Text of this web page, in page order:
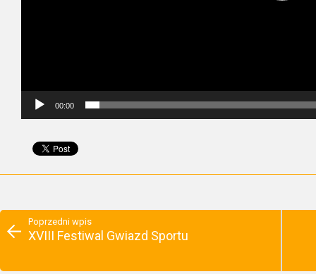
00:00
Poprzedni wpis
XVIII Festiwal Gwiazd Sportu